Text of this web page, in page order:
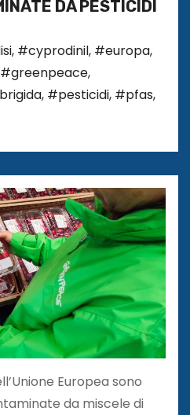
DA PESTICIDI
, #cyprodinil, #europa,
#greenpeace,
, #pesticidi, #pfas,
Europea sono
da miscele di